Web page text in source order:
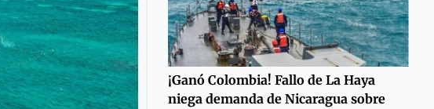
¡Ganó Colombia! Fallo de La Haya
niega demanda de Nicaragua sobre